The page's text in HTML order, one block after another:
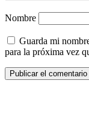
Nombre
Guarda mi
para la próxima vez